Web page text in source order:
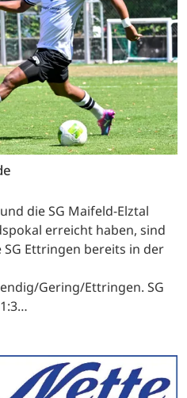
die SG Maifeld-Elztal
erreicht haben, sind
Ettringen bereits in der
Gering/Ettringen. SG